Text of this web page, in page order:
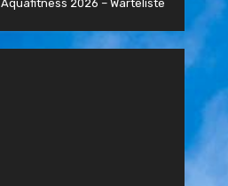
Aquafitness 2026 – Warteliste